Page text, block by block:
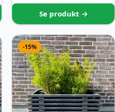
Se produkt →
-15%